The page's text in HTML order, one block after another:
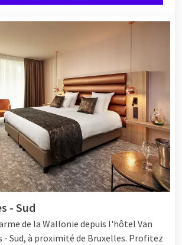
- Sud
de la Wallonie depuis l'hôtel Van
- Sud, à proximité de Bruxelles. Profitez